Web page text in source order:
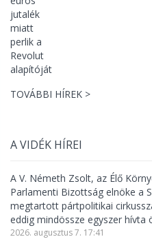
TOVÁBBI HÍREK >
A VIDÉK HÍREI
A V. Németh Zsolt, az Élő
Parlamenti Bizottság elnöke a
megtartott pártpolitikai
eddig mindössze egyszer hívta
2026. augusztus 7. 17:41